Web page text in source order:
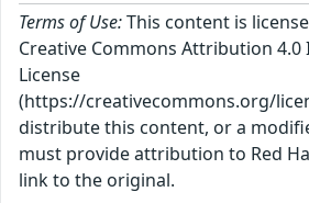
Terms of Use:This content is
Creative Commons Attribution
License
(https://creativecommons.org/
distribute this content, or a
must provide attribution to Red
link to the original.